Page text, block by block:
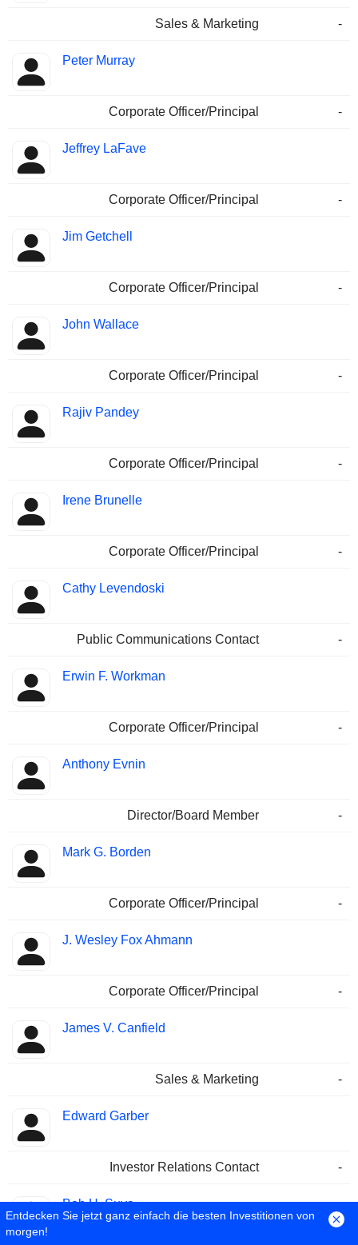
Sales & Marketing -
Peter Murray
Corporate Officer/Principal -
Jeffrey LaFave
Corporate Officer/Principal -
Jim Getchell
Corporate Officer/Principal -
John Wallace
Corporate Officer/Principal -
Rajiv Pandey
Corporate Officer/Principal -
Irene Brunelle
Corporate Officer/Principal -
Cathy Levendoski
Public Communications Contact -
Erwin F. Workman
Corporate Officer/Principal -
Anthony Evnin
Director/Board Member -
Mark G. Borden
Corporate Officer/Principal -
J. Wesley Fox Ahmann
Corporate Officer/Principal -
James V. Canfield
Sales & Marketing -
Edward Garber
Investor Relations Contact -
Bob H. Suva
Entdecken Sie jetzt ganz einfach die besten Investitionen von
morgen!